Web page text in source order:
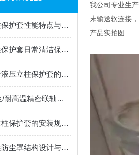
防火液压支柱保护套性能特点与阻燃防护应用
防尘液压立柱保护套日常清洁保养与更换规范
如何延长防尘液压立柱保护套的使用寿命？
2026年大扭矩/耐高温精密联轴器定制找哪家？能实现精准定制的优质厂家盘点
煤矿用液压立柱保护套的安装规范与使用寿命提升方案
液压支架立柱防尘罩结构设计与密封防护原理
我公司专业生
末输送软连接
产品实拍图